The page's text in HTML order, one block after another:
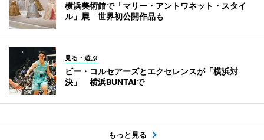
横浜美術館で「マリー・アントワネット・スタイ
ル」展 世界初公開作品も
見る・遊ぶ
ビー・コルセアーズとエクセレンスが「横浜対
決」 横浜BUNTAIで
もっと見る